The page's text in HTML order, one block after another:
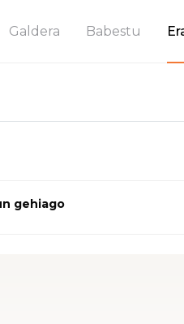
Galdera Babestu
gehiago